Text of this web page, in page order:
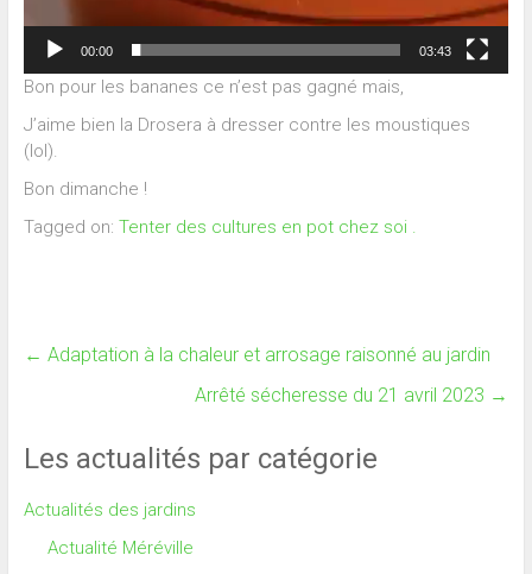
00:00 03:43
Bon pour les bananes ce n’est pas gagné mais,
J’aime bien la Drosera à dresser contre les moustiques
(lol).
Bon dimanche !
Tagged on: Tenter des cultures en pot chez soi .
← Adaptation à la chaleur et arrosage raisonné au jardin
Arrêté sécheresse du 21 avril 2023 →
Les actualités par catégorie
Actualités des jardins
Actualité Méréville